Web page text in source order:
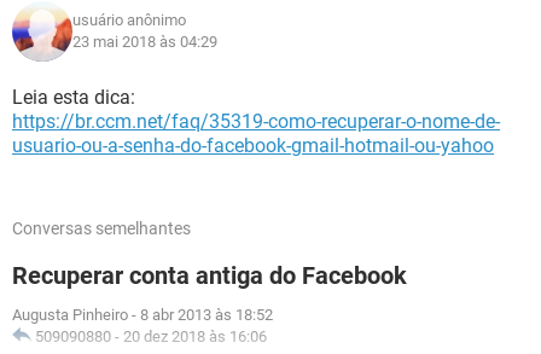
usuário anônimo
23 mai 2018 às 04:29
Leia esta dica:
https://br.ccm.net/faq/35319-como-recuperar-o-nome-de-
usuario-ou-a-senha-do-facebook-gmail-hotmail-ou-yahoo
Conversas semelhantes
Recuperar conta antiga do Facebook
Augusta Pinheiro - 8 abr 2013 às 18:52
509090880 - 20 dez 2018 às 16:06